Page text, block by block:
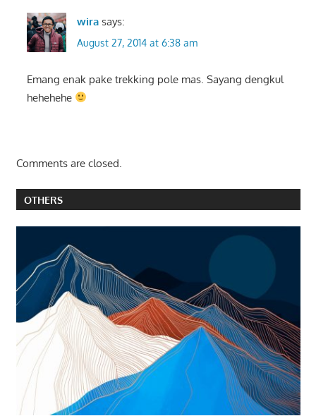
wira says:
August 27, 2014 at 6:38 am
Emang enak pake trekking pole mas. Sayang dengkul
hehehehe
Comments are closed.
OTHERS